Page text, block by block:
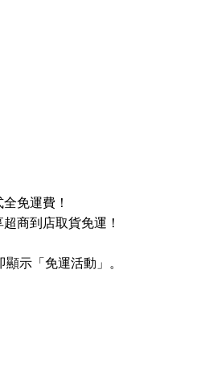
免運費！
商到店取貨免運！
示「免運活動」。